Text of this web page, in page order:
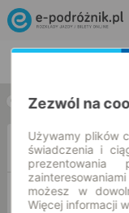
w jedną stronę
DO
Zezwól na
Używamy plików
świadczenia i
możesz w
Więcej informacji w